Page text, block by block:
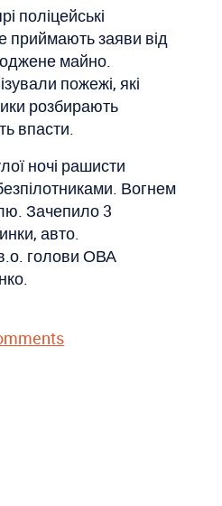
поліцейські
приймають заяви від
майно.
пожежі, які
розбирають
впасти.
ночі рашисти
Вогнем
Зачепило 3
авто.
голови ОВА